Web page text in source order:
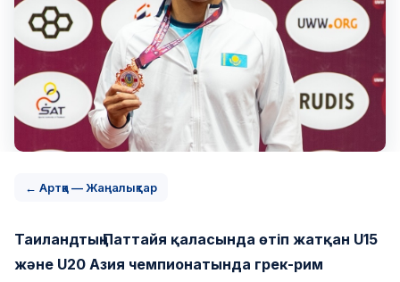
← Артқа — Жаңалықтар
Таиландтың Паттайя қаласында өтіп жатқан U15
және U20 Азия чемпионатында грек-рим